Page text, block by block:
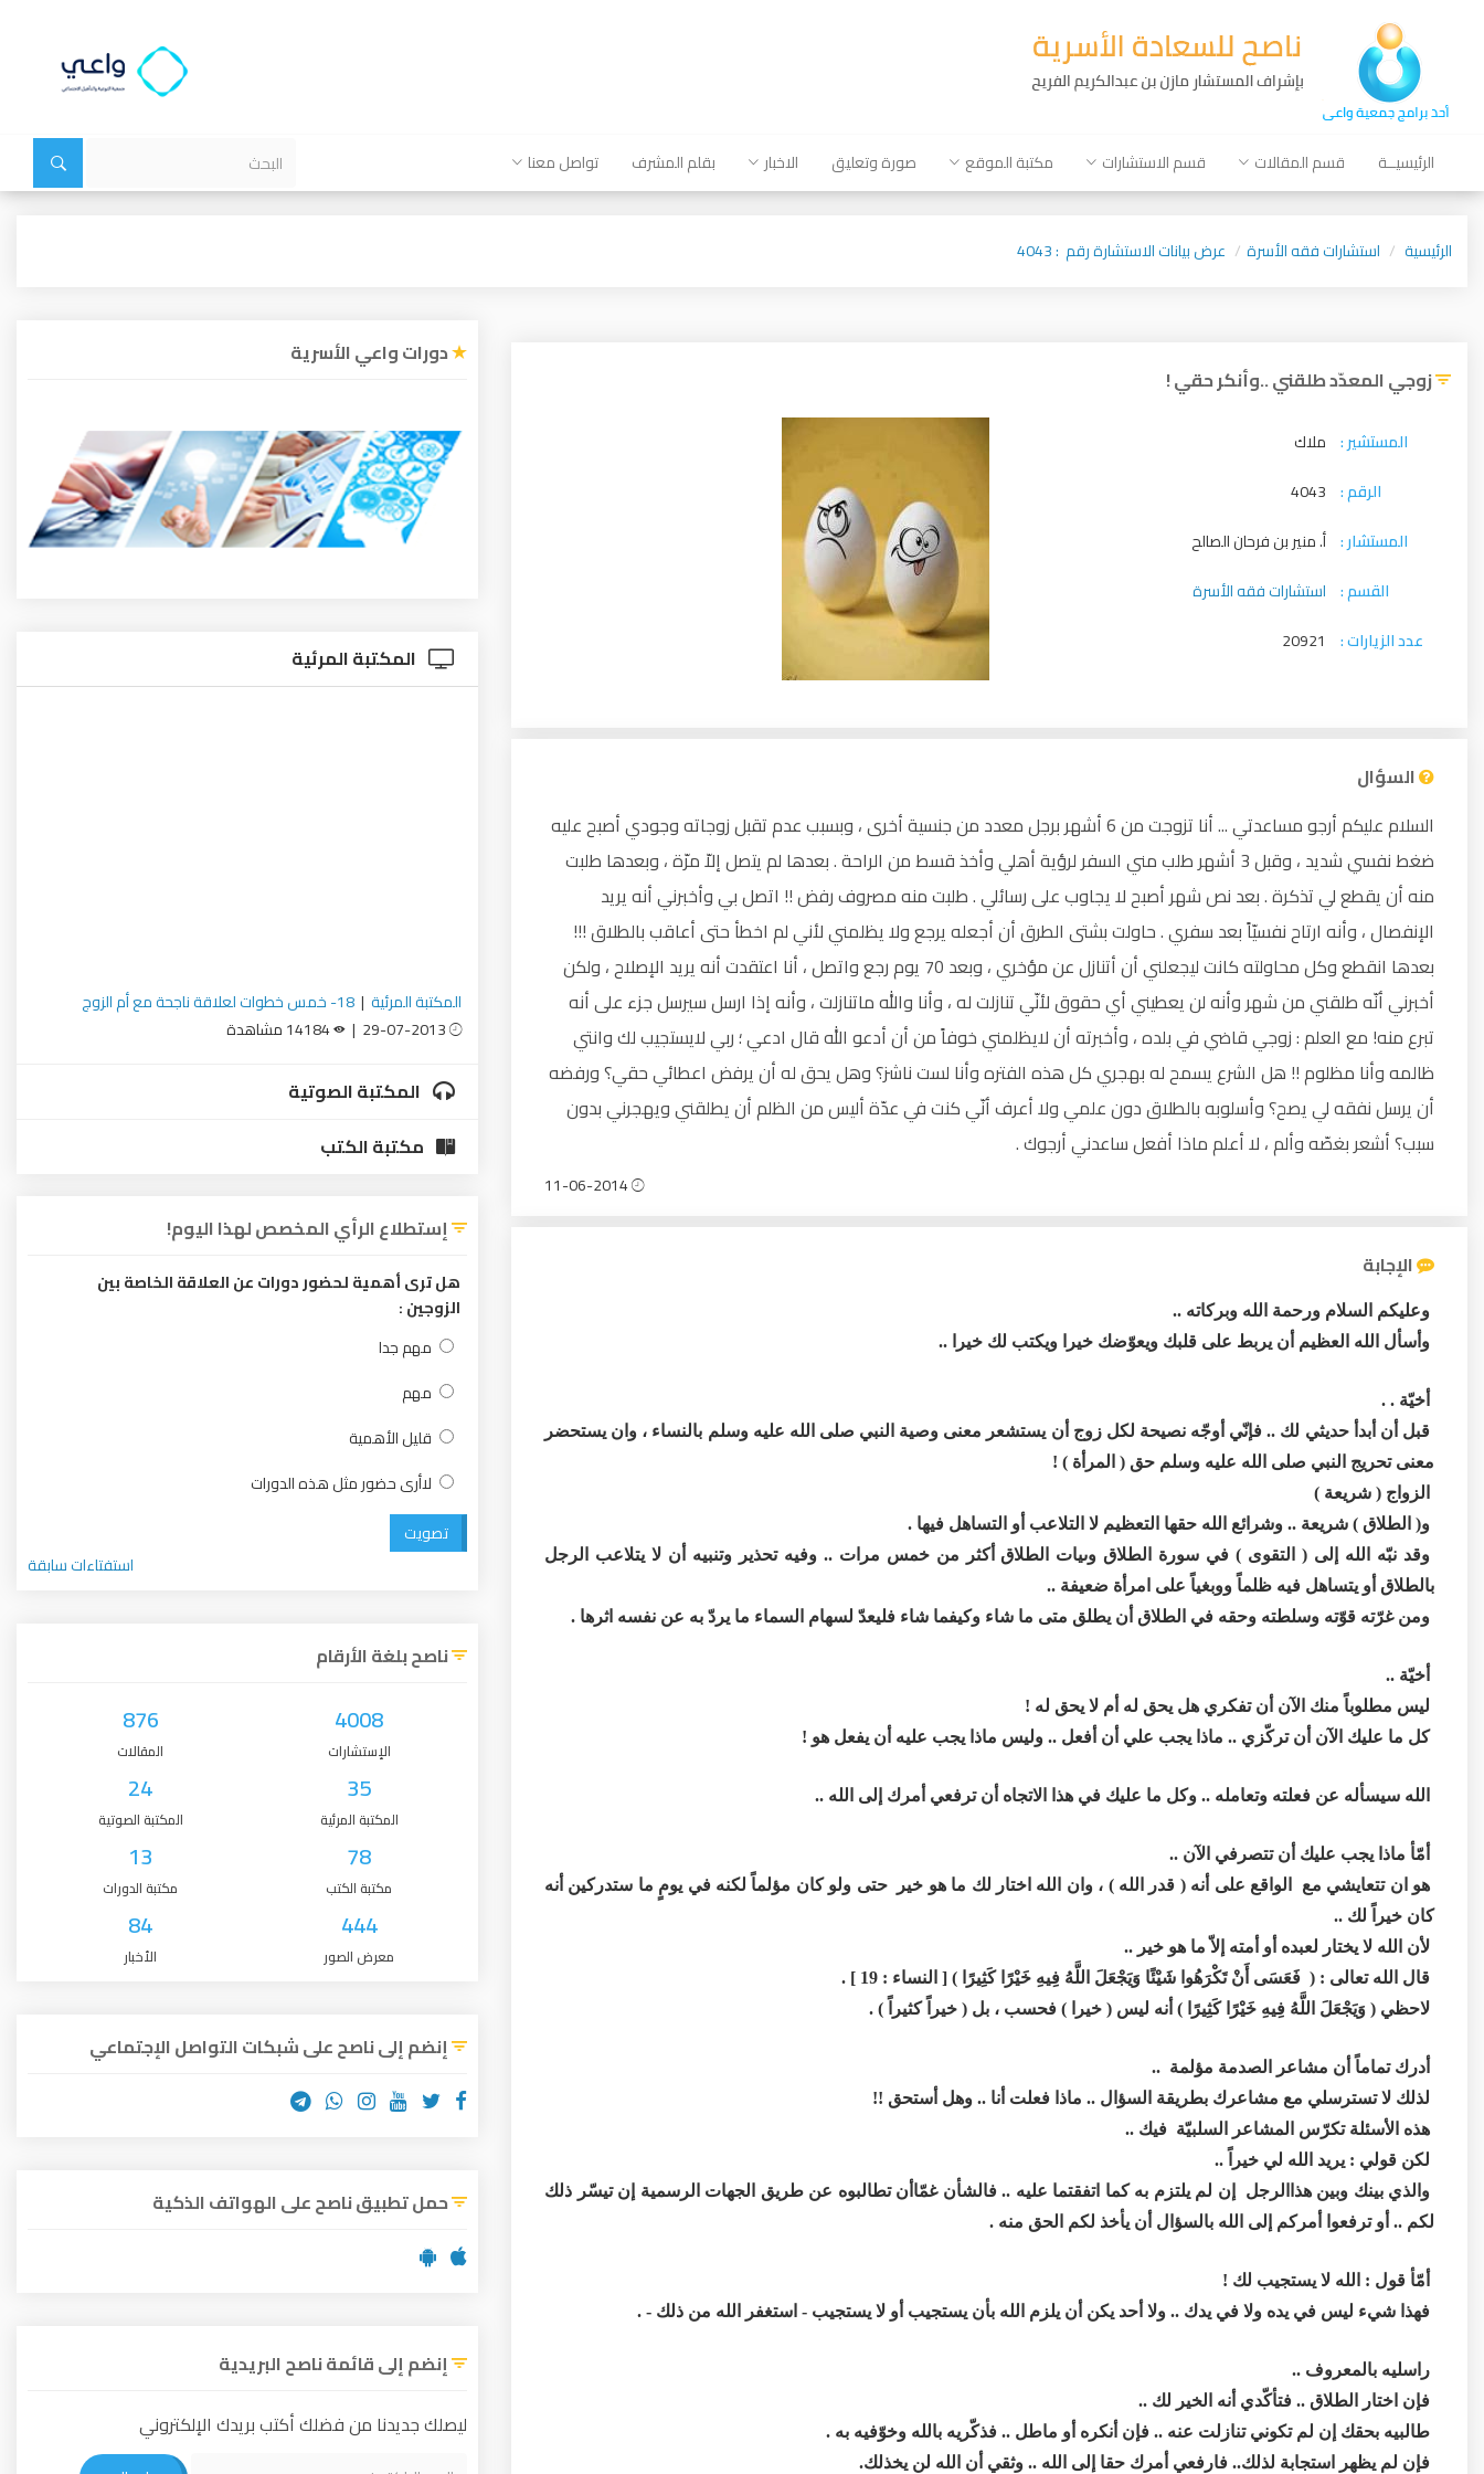
الرئيسيــة قسم المقالات قسم الاستشارات مكتبة الموقع صورة وتعليق الاخبار بقلم المشرف تواصل معنا
الرئيسية استشارات فقه الأسرة عرض بيانات الاستشارة رقم : 4043
زوجي المعدّد طلقني ..وأنكر حقي !
المستشير : ملاك
الرقم : 4043
المستشار : أ. منير بن فرحان الصالح
القسم : استشارات فقه الأسرة
عدد الزيارات :
20921
السؤال
السلام عليكم أرجو مساعدتي ... أنا تزوجت من 6 أشهر برجل معدد من جنسية أخرى ، وبسبب عدم تقبل زوجاته وجودي أصبح عليه
ضغط نفسي شديد ، وقبل 3 أشهر طلب مني السفر لرؤية أهلي وأخذ قسط من الراحة . بعدها لم يتصل إلاّ مرّة ، وبعدها طلبت
منه أن يقطع لي تذكرة . بعد نص شهر أصبح لا يجاوب على رسائلي . طلبت منه مصروف رفض !! اتصل بي وأخبرني أنه يريد
الإنفصال ، وأنه ارتاح نفسيّاً بعد سفري . حاولت بشتى الطرق أن أجعله يرجع ولا يظلمني لأني لم اخطأ حتى أعاقب بالطلاق !!!
بعدها انقطع وكل محاولته كانت ليجعلني أن أتنازل عن مؤخري ، وبعد 70 يوم رجع واتصل ، أنا اعتقدت أنه يريد الإصلاح ، ولكن
أخبرني أنّه طلقني من شهر وأنه لن يعطيني أي حقوق لأنّي تنازلت له ، وأنا والله ماتنازلت ، وأنه إذا ارسل سيرسل جزء على أنه
تبرع منه! مع العلم : زوجي قاضي في بلده ، وأخبرته أن لايظلمني خوفاً من أن أدعو الله قال ادعي ؛ ربي لايستجيب لك وانتي
ظالمه وأنا مظلوم !! هل الشرع يسمح له بهجري كل هذه الفتره وأنا لست ناشز؟ وهل يحق له أن يرفض اعطائي حقي؟ ورفضه
أن يرسل نفقه لي يصح؟ وأسلوبه بالطلاق دون علمي ولا أعرف أنّي كنت في عدّة أليس من الظلم أن يطلقني ويهجرني بدون
سبب؟ أشعر بغصّه وألم ، لا أعلم ماذا أفعل ساعدني أرجوك .
الإجابة
وعليكم السلام ورحمة الله وبركاته ..
وأسأل الله العظيم أن يربط على قلبك ويعوّضك خيرا ويكتب لك خيرا ..
أخيّة . .
قبل أن أبدأ حديثي لك .. فإنّي أوجّه نصيحة لكل زوج أن يستشعر معنى وصية النبي صلى الله عليه وسلم بالنساء ، وان يستحضر
معنى تحريج النبي صلى الله عليه وسلم حق ( المرأة ) !
الزواج ( شريعة )
و( الطلاق ) شريعة .. وشرائع الله حقها التعظيم لا التلاعب أو التساهل فيها .
وقد نبّه الله إلى ( التقوى ) في سورة الطلاق وىيات الطلاق أكثر من خمس مرات .. وفيه تحذير وتنبيه أن لا يتلاعب الرجل
بالطلاق أو يتساهل فيه ظلماً ووبغياً على امرأة ضعيفة ..
ومن غرّته قوّته وسلطته وحقه في الطلاق أن يطلق متى ما شاء وكيفما شاء فليعدّ لسهام السماء ما يردّ به عن نفسه اثرها .
أخيّة ..
ليس مطلوباً منك الآن أن تفكري هل يحق له أم لا يحق له !
كل ما عليك الآن أن تركّزي .. ماذا يجب علي أن أفعل .. وليس ماذا يجب عليه أن يفعل هو !
الله سيسأله عن فعلته وتعامله .. وكل ما عليك في هذا الاتجاه أن ترفعي أمرك إلى الله ..
أمّأ ماذا يجب عليك أن تتصرفي الآن ..
هو ان تتعايشي مع الواقع على أنه ( قدر الله ) ، وان الله اختار لك ما هو خير حتى ولو كان مؤلماً لكنه في يومٍ ما ستدركين أنه
كان خيراً لك ..
لأن الله لا يختار لعبده أو أمته إلاّ ما هو خير ..
قال الله تعالى : ( فَعَسَى أَنْ تَكْرَهُوا شَيْئًا وَيَجْعَلَ اللَّهُ فِيهِ خَيْرًا كَثِيرًا ) [ النساء : 19 ] .
لاحظي ( وَيَجْعَلَ اللَّهُ فِيهِ خَيْرًا كَثِيرًا ) أنه ليس ( خيرا ) فحسب ، بل ( خيراً كثيراً ) .
أدرك تماماً أن مشاعر الصدمة مؤلمة ..
لذلك لا تسترسلي مع مشاعرك بطريقة السؤال .. ماذا فعلت أنا .. وهل أستحق !!
هذه الأسئلة تكرّس المشاعر السلبيّة فيك ..
لكن قولي : يريد الله لي خيراً ..
والذي بينك وبين هذاالرجل إن لم يلتزم به كما اتفقتما عليه .. فالشأن غمّاأن تطالبوه عن طريق الجهات الرسمية إن تيسّر ذلك
لكم .. أو ترفعوا أمركم إلى الله بالسؤال أن يأخذ لكم الحق منه .
أمّأ قول : الله لا يستجيب لك !
فهذا شيء ليس في يده ولا في يدك .. ولا أحد يكن أن يلزم الله بأن يستجيب أو لا يستجيب - استغفر الله من ذلك - .
راسليه بالمعروف ..
فإن اختار الطلاق .. فتأكّدي أنه الخير لك ..
طالبيه بحقك إن لم تكوني تنازلت عنه .. فإن أنكره أو ماطل .. فذكّريه بالله وخوّفيه به .
فإن لم يظهر استجابة لذلك.. فارفعي أمرك حقا إلى الله .. وثقي أن الله لن يخذلك.
دورات واعي الأسرية
المكتبة المرئية
المكتبة المرئية | 18- خمس خطوات لعلاقة ناجحة مع أم الزوج
المكتبة الصوتية
مكتبة الكتب
إستطلاع الرأي المخصص لهذا اليوم!
هل ترى أهمية لحضور دورات عن العلاقة الخاصة بين
الزوجين :
مهم جدا
مهم
قليل الأهمية
لاأرى حضور مثل هذه الدورات
تصويت
استفتاءات سابقة
ناصح بلغة الأرقام
4008
الإستشارات
876
المقالات
35
المكتبة المرئية
24
المكتبة الصوتية
78
مكتبة الكتب
13
مكتبة الدورات
444
معرض الصور
84
الأخبار
إنضم إلى ناصح على شبكات التواصل الإجتماعي
حمل تطبيق ناصح على الهواتف الذكية
إنضم إلى قائمة ناصح البريدية
ليصلك جديدنا من فضلك أكتب بريدك الإلكتروني